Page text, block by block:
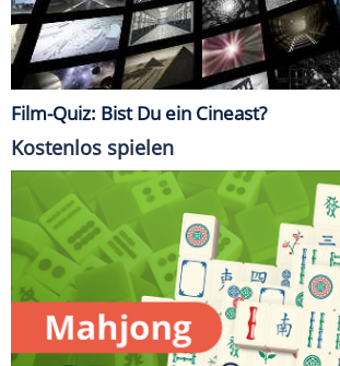
Film-Quiz: Bist Du ein Cineast?
Kostenlos spielen